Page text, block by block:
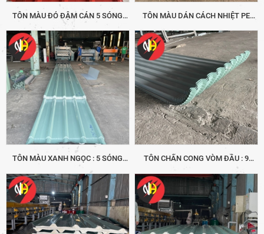
TÔN MÀU ĐỎ ĐẬM CÁN 5 SÓNG
VUÔNG
TÔN MÀU DÁN CÁCH NHIỆT PE
TÔN MÀU XANH NGỌC : 5 SÓNG
VUÔNG
TÔN CHẤN CONG VÒM ĐẦU : 9